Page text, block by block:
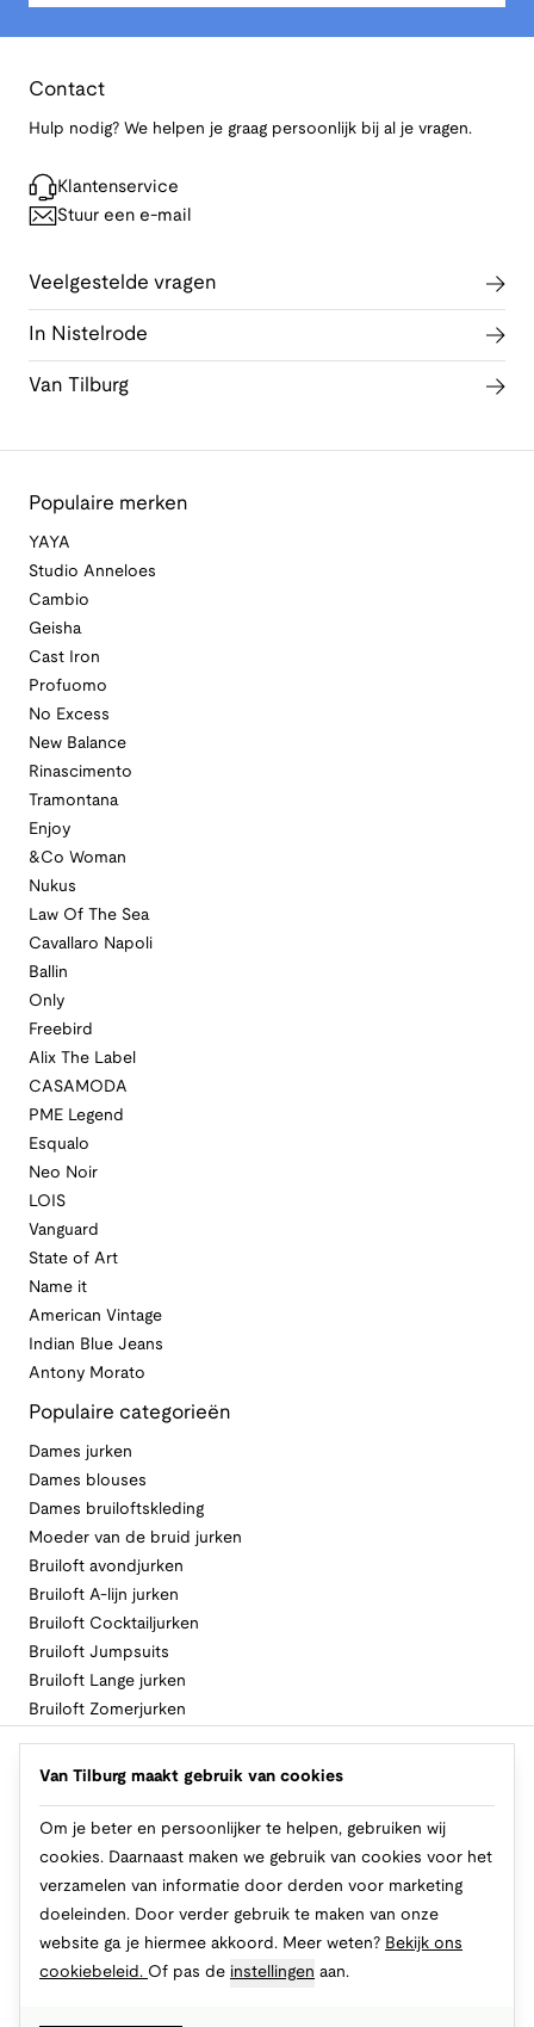
Contact
Hulp nodig? We helpen je graag persoonlijk bij al je vragen.
Klantenservice
Stuur een e-mail
Veelgestelde vragen
In Nistelrode
Van Tilburg
Populaire merken
YAYA
Studio Anneloes
Cambio
Geisha
Cast Iron
Profuomo
No Excess
New Balance
Rinascimento
Tramontana
Enjoy
&Co Woman
Nukus
Law Of The Sea
Cavallaro Napoli
Ballin
Only
Freebird
Alix The Label
CASAMODA
PME Legend
Esqualo
Neo Noir
LOIS
Vanguard
State of Art
Name it
American Vintage
Indian Blue Jeans
Antony Morato
Populaire categorieën
Dames jurken
Dames blouses
Dames bruiloftskleding
Moeder van de bruid jurken
Bruiloft avondjurken
Bruiloft A-lijn jurken
Bruiloft Cocktailjurken
Bruiloft Jumpsuits
Bruiloft Lange jurken
Bruiloft Zomerjurken
Volg Van Tilburg
Van Tilburg maakt gebruik van cookies
Om je beter en persoonlijker te helpen, gebruiken wij
cookies. Daarnaast maken we gebruik van cookies voor het
verzamelen van informatie door derden voor marketing
doeleinden. Door verder gebruik te maken van onze
website ga je hiermee akkoord. Meer weten? Bekijk ons
cookiebeleid. Of pas de instellingen aan.